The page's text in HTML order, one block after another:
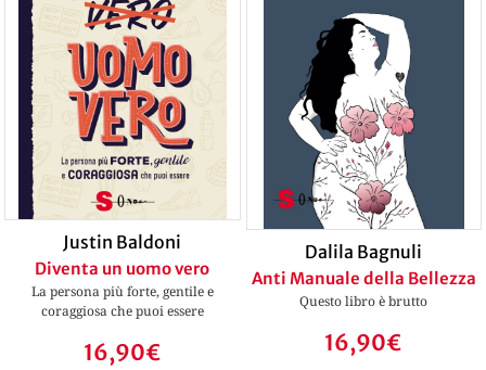
Justin Baldoni
Diventa un uomo vero
La persona più forte, gentile e
coraggiosa che puoi essere
16,90€
Dalila Bagnuli
Anti Manuale della Bellezza
Questo libro è brutto
16,90€